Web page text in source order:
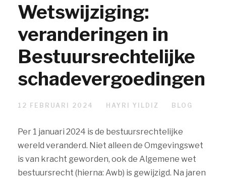
Wetswijziging:
veranderingen in
Bestuursrechtelijke
schadevergoedingen
12 FEBRUARI 2024 HAYRI YILDIZ BLOG
Per 1 januari 2024 is de bestuursrechtelijke
wereld veranderd. Niet alleen de Omgevingswet
is van kracht geworden, ook de Algemene wet
bestuursrecht (hierna: Awb) is gewijzigd. Na jaren